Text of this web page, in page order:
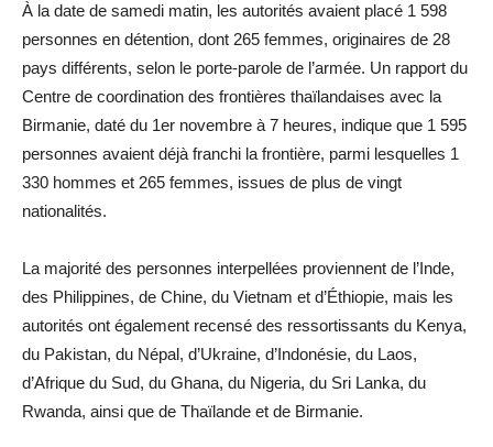
À la date de samedi matin, les autorités avaient placé 1 598
personnes en détention, dont 265 femmes, originaires de 28
pays différents, selon le porte-parole de l’armée. Un rapport du
Centre de coordination des frontières thaïlandaises avec la
Birmanie, daté du 1er novembre à 7 heures, indique que 1 595
personnes avaient déjà franchi la frontière, parmi lesquelles 1
330 hommes et 265 femmes, issues de plus de vingt
nationalités.
La majorité des personnes interpellées proviennent de l’Inde,
des Philippines, de Chine, du Vietnam et d’Éthiopie, mais les
autorités ont également recensé des ressortissants du Kenya,
du Pakistan, du Népal, d’Ukraine, d’Indonésie, du Laos,
d’Afrique du Sud, du Ghana, du Nigeria, du Sri Lanka, du
Rwanda, ainsi que de Thaïlande et de Birmanie.